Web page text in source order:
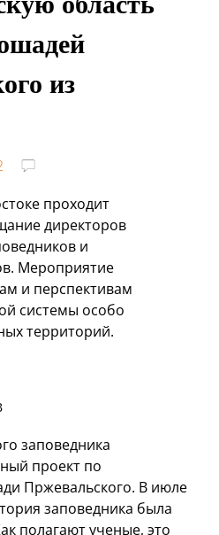
из
проходит
директоров
и
Мероприятие
и перспективам
системы особо
территорий.
заповедника
проект по
Пржевальского. В июле
заповедника была
полагают ученые, это